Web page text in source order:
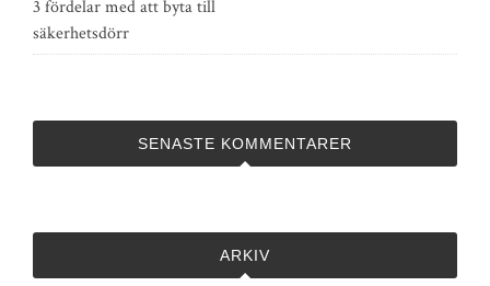
3 fördelar med att byta till
säkerhetsdörr
SENASTE KOMMENTARER
ARKIV